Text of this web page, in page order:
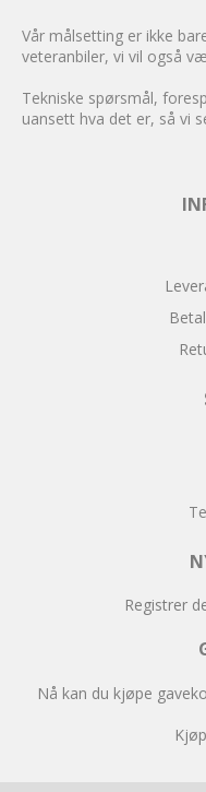
Vår målsetting er ikke
veteranbiler, vi vil også
Tekniske spørsmål,
uansett hva det er, så vi
Registrer
Nå kan du kjøpe